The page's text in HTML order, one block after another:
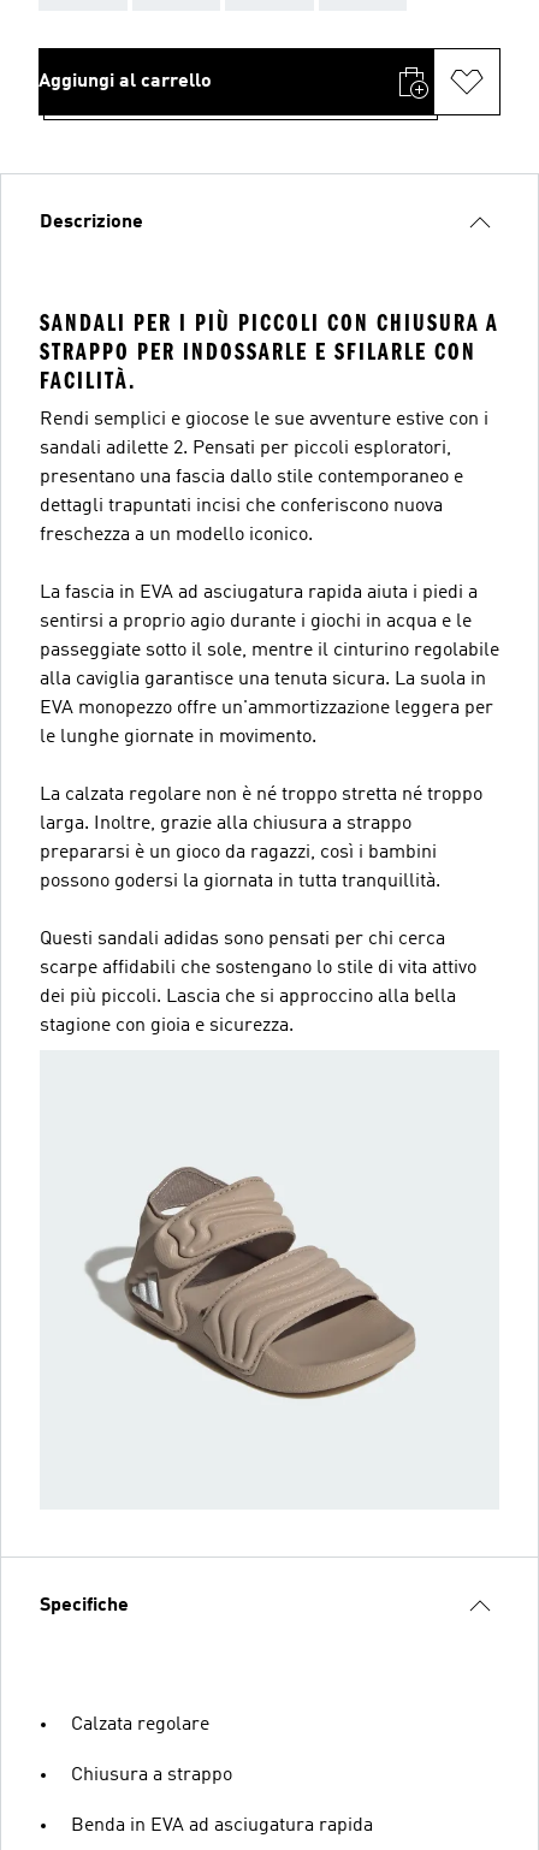
Aggiungi al carrello
Descrizione
SANDALI PER I PIÙ PICCOLI CON CHIUSURA A
STRAPPO PER INDOSSARLE E SFILARLE CON
FACILITÀ.
Rendi semplici e giocose le sue avventure estive con i
sandali adilette 2. Pensati per piccoli esploratori,
presentano una fascia dallo stile contemporaneo e
dettagli trapuntati incisi che conferiscono nuova
freschezza a un modello iconico.
La fascia in EVA ad asciugatura rapida aiuta i piedi a
sentirsi a proprio agio durante i giochi in acqua e le
passeggiate sotto il sole, mentre il cinturino regolabile
alla caviglia garantisce una tenuta sicura. La suola in
EVA monopezzo offre un'ammortizzazione leggera per
le lunghe giornate in movimento.
La calzata regolare non è né troppo stretta né troppo
larga. Inoltre, grazie alla chiusura a strappo
prepararsi è un gioco da ragazzi, così i bambini
possono godersi la giornata in tutta tranquillità.
Questi sandali adidas sono pensati per chi cerca
scarpe affidabili che sostengano lo stile di vita attivo
dei più piccoli. Lascia che si approccino alla bella
stagione con gioia e sicurezza.
Specifiche
Calzata regolare
Chiusura a strappo
Benda in EVA ad asciugatura rapida